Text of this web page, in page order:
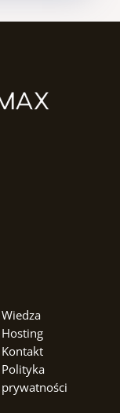
Wiedza
Hosting
Kontakt
Polityka
prywatności